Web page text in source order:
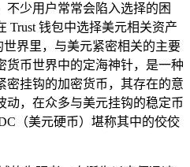
少用户常常会陷入选择的困
Trust 钱包中选择美元相关资产
世界里，与美元紧密相关的主要
货币世界中的定海神针，是一种
密挂钩的加密货币，其存在的意
动，在众多与美元挂钩的稳定币
（美元硬币）堪称其中的佼佼